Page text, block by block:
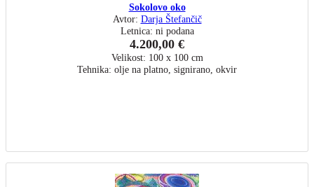
Sokolovo oko
Avtor: Darja Štefančič
Letnica: ni podana
4.200,00 €
Velikost: 100 x 100 cm
Tehnika: olje na platno, signirano, okvir